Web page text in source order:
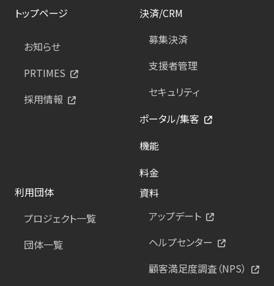
トップページ
お知らせ
PRTIMES
採用情報
決済/CRM
募集決済
支援者管理
セキュリティ
ポータル/集客
機能
料金
利用団体
プロジェクト一覧
団体一覧
資料
アップデート
ヘルプセンター
顧客満足度調査（NPS）